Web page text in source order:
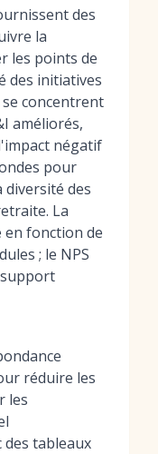
des
la
les points de
des initiatives
se concentrent
améliorés,
négatif
pour
des
La
fonction de
; le NPS
réduire les
les
des tableaux